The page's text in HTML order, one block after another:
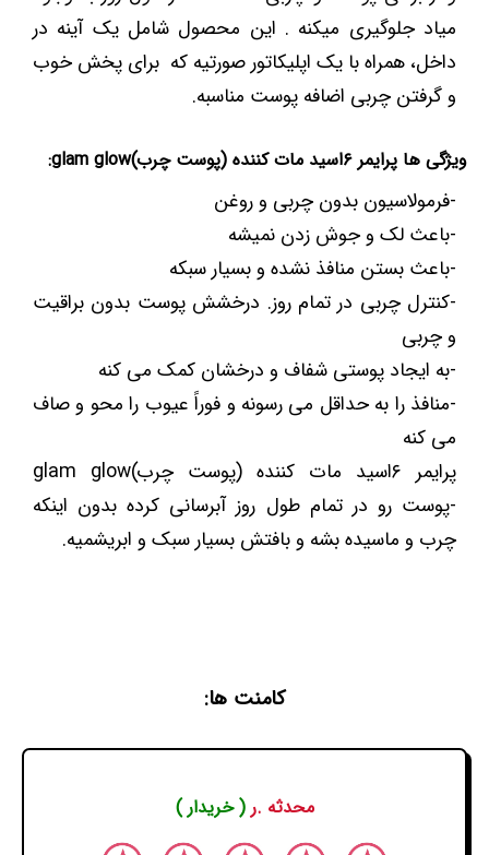
میاد جلوگیری میکنه . این محصول شامل یک آینه در
داخل، همراه با یک اپلیکاتور صورتیه که برای پخش خوب
و گرفتن چربی اضافه پوست مناسبه.
ویژگی ها پرایمر ۶اسید مات کننده (پوست چرب)glam glow:
-فرمولاسیون بدون چربی و روغن
-باعث لک و جوش زدن نمیشه
-باعث بستن منافذ نشده و بسیار سبکه
-کنترل چربی در تمام روز. درخشش پوست بدون براقیت
و چربی
-به ایجاد پوستی شفاف و درخشان کمک می کنه
-منافذ را به حداقل می رسونه و فوراً عیوب را محو و صاف
می کنه
پرایمر ۶اسید مات کننده (پوست چرب)glam glow
-پوست رو در تمام طول روز آبرسانی کرده بدون اینکه
چرب و ماسیده بشه و بافتش بسیار سبک و ابریشمیه.
کامنت ها:
محدثه .ر( خریدار )